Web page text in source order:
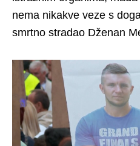
nema nikakve veze s
smrtno stradao Dženan